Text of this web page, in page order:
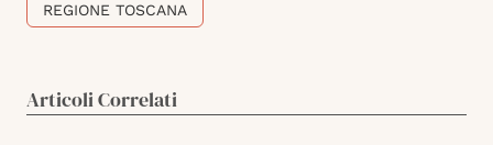
REGIONE TOSCANA
Articoli Correlati